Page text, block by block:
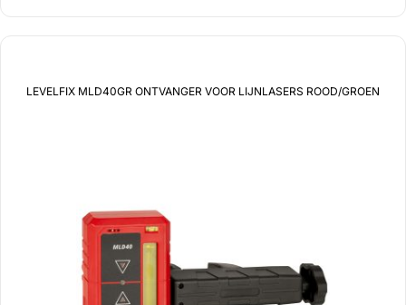
LEVELFIX MLD40GR ONTVANGER VOOR LIJNLASERS ROOD/GROEN